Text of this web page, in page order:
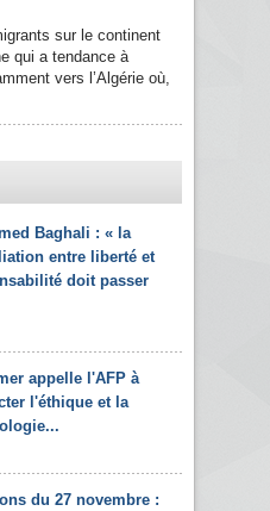
sur le continent
qui a tendance à
vers l’Algérie où,
Baghali : « la
entre liberté et
doit passer
appelle l'AFP à
l'éthique et la
du 27 novembre :